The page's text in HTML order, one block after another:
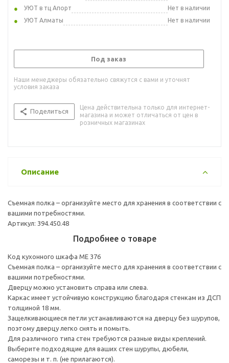
УЮТ в тц Апорт
Нет в наличии
УЮТ Алматы
Нет в наличии
Под заказ
Наши менеджеры обязательно свяжутся с вами и уточнят
условия заказа
Поделиться
Цена действительна только для интернет-
магазина и может отличаться от цен в
розничных магазинах
Описание
Съемная полка – организуйте место для хранения в соответствии с
вашими потребностями.
Артикул: 394.450.48
Подробнее о товаре
Код кухонного шкафа ME 376
Съемная полка – организуйте место для хранения в соответствии с
вашими потребностями.
Дверцу можно установить справа или слева.
Каркас имеет устойчивую конструкцию благодаря стенкам из ДСП
толщиной 18 мм.
Защелкивающиеся петли устанавливаются на дверцу без шурупов,
поэтому дверцу легко снять и помыть.
Для различного типа стен требуются разные виды креплений.
Выберите подходящие для ваших стен шурупы, дюбели,
саморезы и т. п. (не прилагаются).